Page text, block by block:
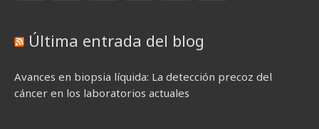
Última entrada del blog
Avances en biopsia líquida: La detección precoz del
cáncer en los laboratorios actuales